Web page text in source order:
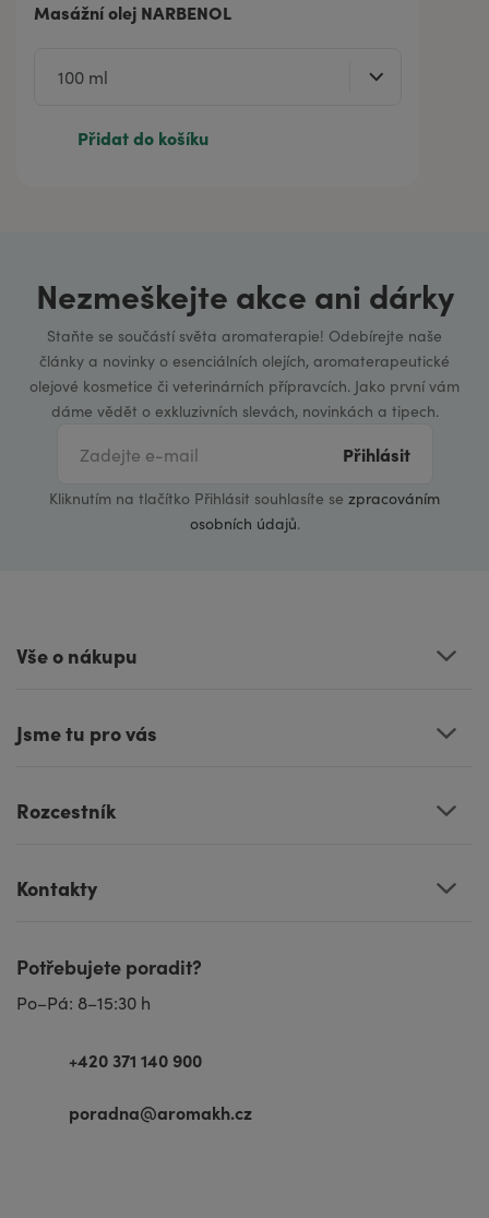
Masážní olej NARBENOL
Přidat do košíku
Nezmeškejte akce ani dárky
Staňte se součástí světa aromaterapie! Odebírejte naše
články a novinky o esenciálních olejích, aromaterapeutické
olejové kosmetice či veterinárních přípravcích. Jako první vám
dáme vědět o exkluzivních slevách, novinkách a tipech.
Přihlásit
Kliknutím na tlačítko Přihlásit souhlasíte se zpracováním
osobních údajů.
Vše o nákupu
Jsme tu pro vás
Rozcestník
Kontakty
Potřebujete poradit?
Po–Pá: 8–15:30 h
+420 371 140 900
poradna@aromakh.cz